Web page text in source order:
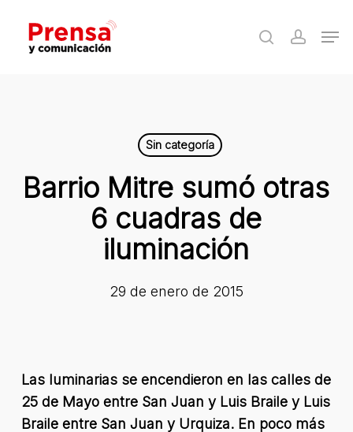
main
search
Sin categoría
Barrio Mitre sumó otras
6 cuadras de
iluminación
29 de enero de 2015
Las luminarias se encendieron en las calles de
25 de Mayo entre San Juan y Luis Braile y Luis
Braile entre San Juan y Urquiza. En poco más